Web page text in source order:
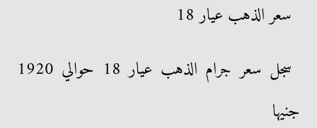
سعر الذهب عيار 18
سجل سعر جرام الذهب عيار 18 حوالي 1920
جنيها